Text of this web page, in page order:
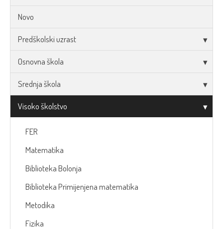
Novo
Predškolski uzrast
Osnovna škola
Srednja škola
Visoko školstvo
FER
Matematika
Biblioteka Bolonja
Biblioteka Primijenjena matematika
Metodika
Fizika